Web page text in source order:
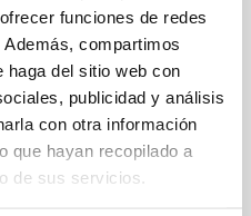
funciones de redes
compartimos
haga del sitio web con
publicidad y análisis
con otra información
que hayan recopilado a
de sus servicios.
a
acoger,
a los migrantes,
de la trata de
Migrantes y
de Obispos de